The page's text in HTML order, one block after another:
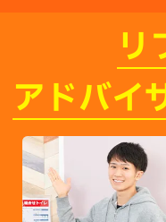
リ
アドバイ